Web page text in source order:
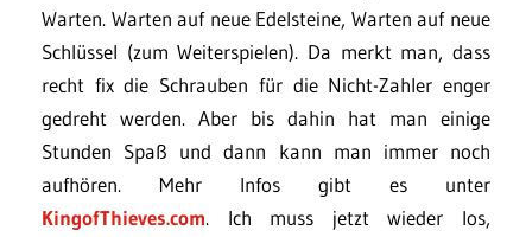
Warten. Warten auf neue Edelsteine, Warten auf neue
Schlüssel (zum Weiterspielen). Da merkt man, dass
recht fix die Schrauben für die Nicht-Zahler enger
gedreht werden. Aber bis dahin hat man einige
Stunden Spaß und dann kann man immer noch
aufhören. Mehr Infos gibt es unter
KingofThieves.com. Ich muss jetzt wieder los,